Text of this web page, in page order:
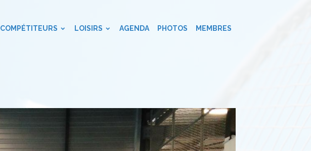
COMPÉTITEURS LOISIRS AGENDA PHOTOS MEMBRES